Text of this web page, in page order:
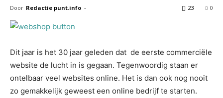
Door Redactie punt.info - 0
23
Dit jaar is het 30 jaar geleden dat de eerste commerciële
website de lucht in is gegaan. Tegenwoordig staan er
ontelbaar veel websites online. Het is dan ook nog nooit
zo gemakkelijk geweest een online bedrijf te starten.